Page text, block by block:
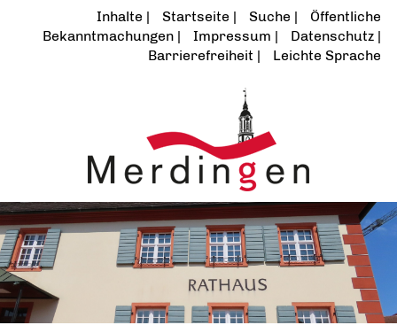
Inhalte Startseite Suche
Öffentliche
Bekanntmachungen
Impressum
Datenschutz
Barrierefreiheit
Leichte Sprache